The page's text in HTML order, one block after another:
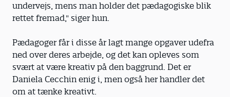
undervejs, mens man holder det pædagogiske blik
rettet fremad," siger hun.
Pædagoger får i disse år lagt mange opgaver udefra
ned over deres arbejde, og det kan opleves som
svært at være kreativ på den baggrund. Det er
Daniela Cecchin enig i, men også her handler det
om at tænke kreativt.